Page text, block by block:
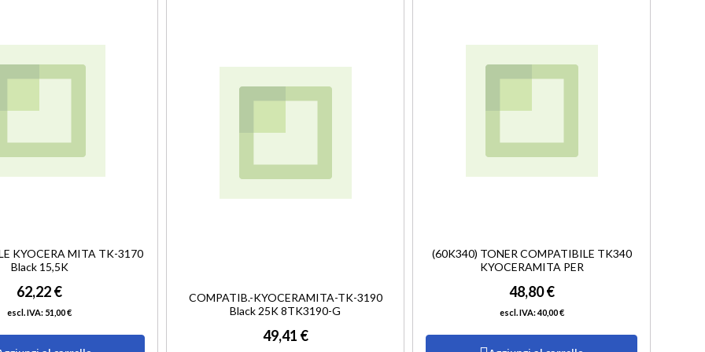
KYOCERA MITA TK-3170
Black 15,5K
62,22 €
51,00 €
COMPATIB.-KYOCERAMITA-TK-3190
Black 25K 8TK3190-G
49,41 €
(60K340) TONER COMPATIBILE TK340
KYOCERAMITA PER
48,80 €
40,00 €